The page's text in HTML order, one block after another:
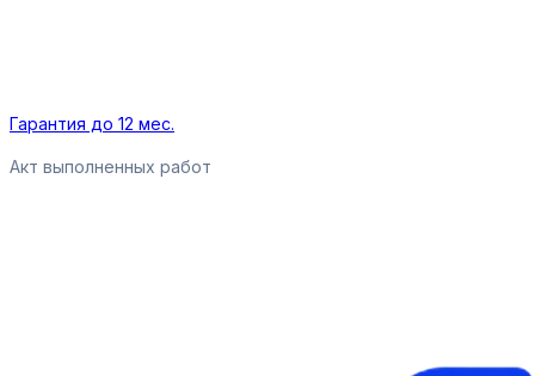
Гарантия до 12 мес.
Акт выполненных работ